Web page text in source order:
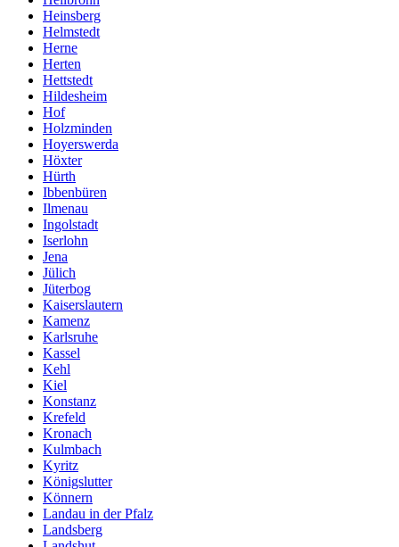
Heinsberg
Helmstedt
Herne
Herten
Hettstedt
Hildesheim
Hof
Holzminden
Hoyerswerda
Höxter
Hürth
Ibbenbüren
Ilmenau
Ingolstadt
Iserlohn
Jena
Jülich
Jüterbog
Kaiserslautern
Kamenz
Karlsruhe
Kassel
Kehl
Kiel
Konstanz
Krefeld
Kronach
Kulmbach
Kyritz
Königslutter
Könnern
Landau in der Pfalz
Landsberg